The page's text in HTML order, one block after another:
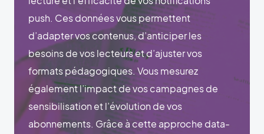
push. Ces données vous permettent
d’adapter vos contenus, d’anticiper les
besoins de vos lecteurs et d’ajuster vos
formats pédagogiques. Vous mesurez
également l’impact de vos campagnes de
sensibilisation et l’évolution de vos
abonnements. Grâce à cette approche data-